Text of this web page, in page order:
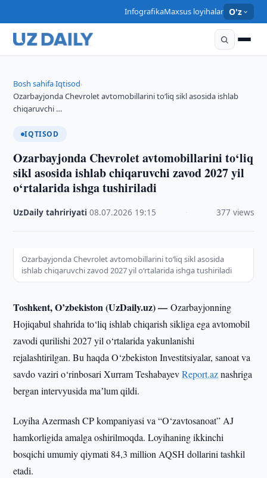
InfografikaMaxsus loyihalar O'z
Bosh sahifa›Iqtisod›
Ozarbayjonda Chevrolet avtomobillarini to‘liq sikl asosida ishlab
chiqaruvchi …
IQTISOD
Ozarbayjonda Chevrolet avtomobillarini to‘liq
sikl asosida ishlab chiqaruvchi zavod 2027 yil
o‘rtalarida ishga tushiriladi
UzDaily tahririyati ·08.07.2026 19:15 377 views
Ozarbayjonda Chevrolet avtomobillarini to‘liq sikl asosida
ishlab chiqaruvchi zavod 2027 yil o‘rtalarida ishga tushiriladi
Toshkent, O’zbekiston (UzDaily.uz) —Ozarbayjonning
Hojiqabul shahrida to‘liq ishlab chiqarish sikliga ega avtomobil
zavodi qurilishi 2027 yil o‘rtalarida yakunlanishi
rejalashtirilgan. Bu haqda O‘zbekiston Investitsiyalar, sanoat va
savdo vaziri o‘rinbosari Xurram TeshabayevReport.aznashriga
bergan intervyusida maʼlum qildi.
Loyiha Azermash CP kompaniyasi va “O‘zavtosanoat” AJ
hamkorligida amalga oshirilmoqda. Loyihaning ikkinchi
bosqichi umumiy qiymati 84,3 million AQSH dollarini tashkil
etadi.